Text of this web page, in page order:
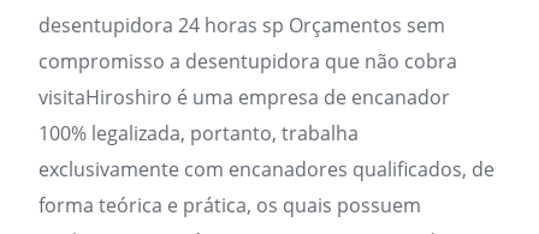
desentupidora 24 horas sp Orçamentos sem
compromisso a desentupidora que não cobra
visitaHiroshiro é uma empresa de encanador
100% legalizada, portanto, trabalha
exclusivamente com encanadores qualificados, de
forma teórica e prática, os quais possuem